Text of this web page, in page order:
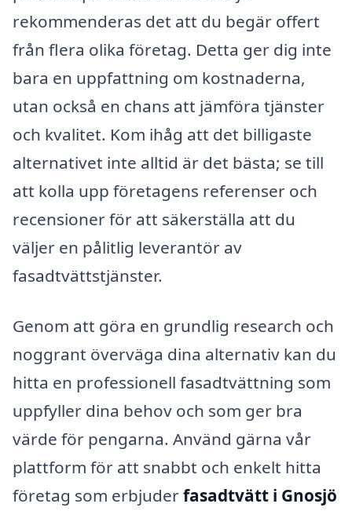
rekommenderas det att du begär offert
från flera olika företag. Detta ger dig inte
bara en uppfattning om kostnaderna,
utan också en chans att jämföra tjänster
och kvalitet. Kom ihåg att det billigaste
alternativet inte alltid är det bästa; se till
att kolla upp företagens referenser och
recensioner för att säkerställa att du
väljer en pålitlig leverantör av
fasadtvättstjänster.
Genom att göra en grundlig research och
noggrant överväga dina alternativ kan du
hitta en professionell fasadtvättning som
uppfyller dina behov och som ger bra
värde för pengarna. Använd gärna vår
plattform för att snabbt och enkelt hitta
företag som erbjuderfasadtvätt i Gnosjö